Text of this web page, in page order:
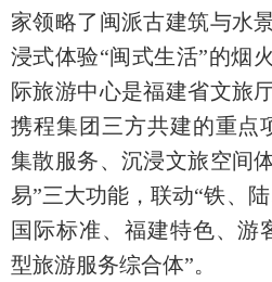
家领略了闽派古建筑与水
浸式体验“闽式生活”的烟
际旅游中心是福建省文旅
携程集团三方共建的重点
集散服务、沉浸文旅空间
易”三大功能，联动“铁、
国际标准、福建特色、游
型旅游服务综合体”。